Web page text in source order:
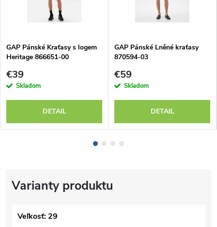
Veľkosť: 29
GAP Pánské Kraťasy s logem
Heritage 866651-00
€39
Skladom
DETAIL
GAP Pánské Lněné kraťasy
870594-03
€59
Skladom
DETAIL